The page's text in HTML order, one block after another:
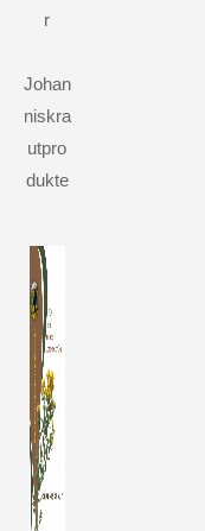
r
Johan
niskra
utpro
dukte